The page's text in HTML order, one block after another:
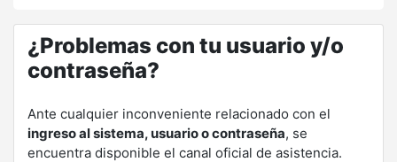
¿Problemas con tu usuario y/o
contraseña?
Ante cualquier inconveniente relacionado con el
ingreso al sistema, usuario o contraseña, se
encuentra disponible el canal oficial de asistencia.